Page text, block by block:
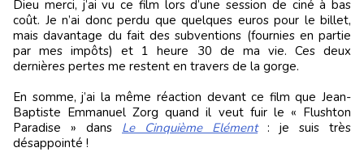
Dieu merci, j’ai vu ce film lors d’une session de ciné à bas
coût. Je n’ai donc perdu que quelques euros pour le billet,
mais davantage du fait des subventions (fournies en partie
par mes impôts) et 1 heure 30 de ma vie. Ces deux
dernières pertes me restent en travers de la gorge.
En somme, j’ai la même réaction devant ce film que Jean-
Baptiste Emmanuel Zorg quand il veut fuir le « Flushton
Paradise » dans Le Cinquième Elément: je suis très
désappointé !